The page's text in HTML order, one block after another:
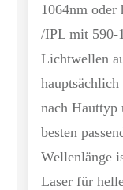
1064nm oder
/IPL mit 590-
Lichtwellen
nach Hauttyp
besten
Wellenlänge
Laser für